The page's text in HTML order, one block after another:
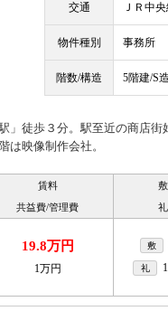
交通 ＪＲ中
物件種別 事務所
階数/構造 5階建/S
」徒歩３分。駅至近の商店
は映像制作会社。
賃料
共益費/管理費
19.8万円
1万円
敷
礼